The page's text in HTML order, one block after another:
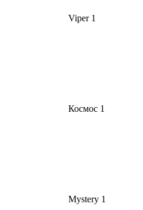
Viper 1
Космос 1
Mystery 1